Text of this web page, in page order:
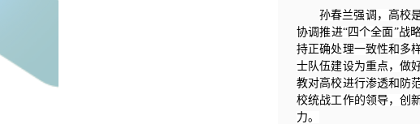
孙春兰强调，高校
协调推进“四个全面”战
持正确处理一致性和多
士队伍建设为重点，做
教对高校进行渗透和防
校统战工作的领导，创
力。